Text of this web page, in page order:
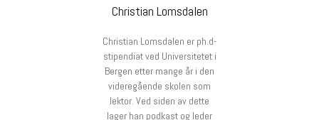
Christian Lomsdalen
Christian Lomsdalen er ph.d-
stipendiat ved Universitetet i
Bergen etter mange år i den
videregående skolen som
lektor. Ved siden av dette
lager han podkast og leder